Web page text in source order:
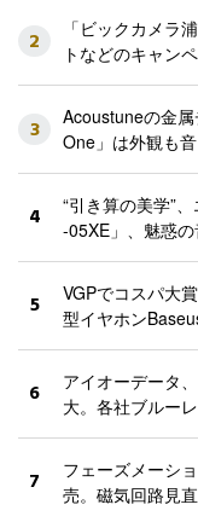
2
「ビックカメラ
トなどのキャン
3
Acoustuneの金
One」は外観も
4
“引き算の美学”
-05XE」、魅惑の
5
VGPでコスパ大
型イヤホン
6
アイオーデータ
大。各社ブルー
7
フェーズメーシ
売。磁気回路見